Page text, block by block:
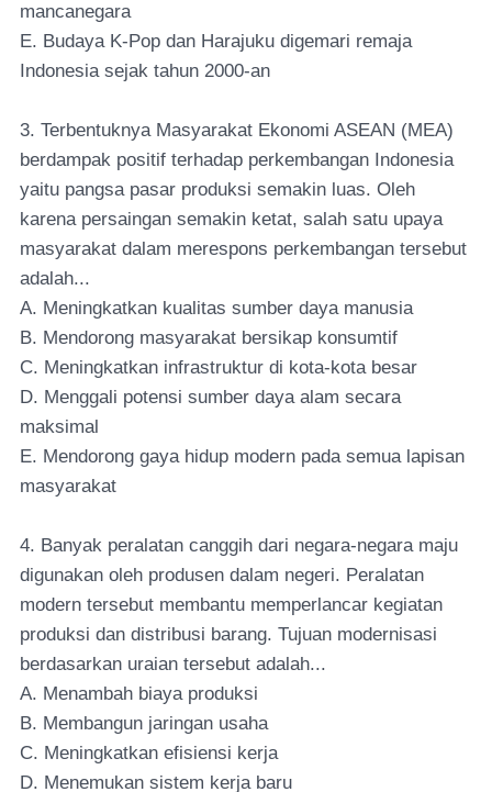
mancanegara
E. Budaya K-Pop dan Harajuku digemari remaja
Indonesia sejak tahun 2000-an
3. Terbentuknya Masyarakat Ekonomi ASEAN (MEA)
berdampak positif terhadap perkembangan Indonesia
yaitu pangsa pasar produksi semakin luas. Oleh
karena persaingan semakin ketat, salah satu upaya
masyarakat dalam merespons perkembangan tersebut
adalah...
A. Meningkatkan kualitas sumber daya manusia
B. Mendorong masyarakat bersikap konsumtif
C. Meningkatkan infrastruktur di kota-kota besar
D. Menggali potensi sumber daya alam secara
maksimal
E. Mendorong gaya hidup modern pada semua lapisan
masyarakat
4. Banyak peralatan canggih dari negara-negara maju
digunakan oleh produsen dalam negeri. Peralatan
modern tersebut membantu memperlancar kegiatan
produksi dan distribusi barang. Tujuan modernisasi
berdasarkan uraian tersebut adalah...
A. Menambah biaya produksi
B. Membangun jaringan usaha
C. Meningkatkan efisiensi kerja
D. Menemukan sistem kerja baru